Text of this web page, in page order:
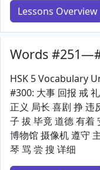
Lessons Overview
Words
HSK 5 Vocabulary
#300: 大事 回报 戒
正义 局长 喜剧 挣 违
子 拔 毕竟 道德 有着
博物馆 摄像机 遵守
琴 骂 尝 搜 详细